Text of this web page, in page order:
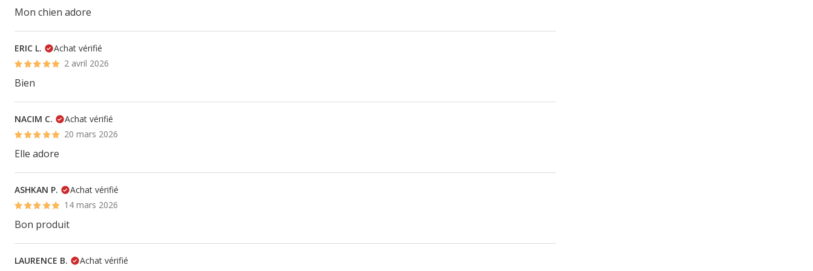
Mon chien adore
ERIC L.
Achat vérifié
2 avril 2026
Bien
NACIM C.
Achat vérifié
20 mars 2026
Elle adore
ASHKAN P.
Achat vérifié
14 mars 2026
Bon produit
LAURENCE B.
Achat vérifié